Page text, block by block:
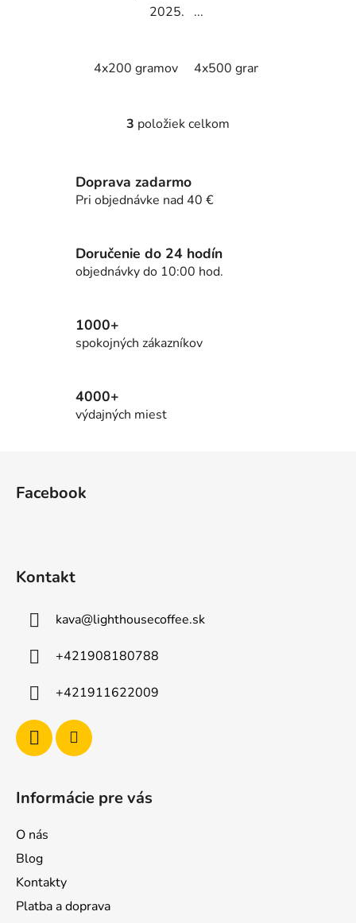
2025. ...
4x200 gramov 4x500 gramov
O
á
d
i
e
k
3 položiek celkom
Doprava zadarmo
Pri objednávke nad 40 €
Doručenie do 24 hodín
objednávky do 10:00 hod.
1000+
spokojných zákazníkov
4000+
výdajných miest
Facebook
Kontakt
kava@lighthousecoffee.sk
+421908180788
+421911622009
Informácie pre vás
O nás
Blog
Kontakty
Platba a doprava